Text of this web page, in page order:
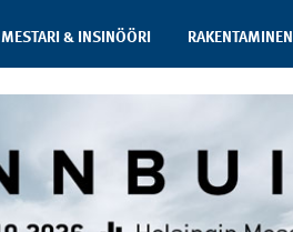
MESTARI & INSINÖÖRI RAKENTAMINEN